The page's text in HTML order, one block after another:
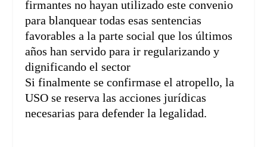
firmantes no hayan utilizado este convenio
para blanquear todas esas sentencias
favorables a la parte social que los últimos
años han servido para ir regularizando y
dignificando el sector
Si finalmente se confirmase el atropello, la
USO se reserva las acciones jurídicas
necesarias para defender la legalidad.